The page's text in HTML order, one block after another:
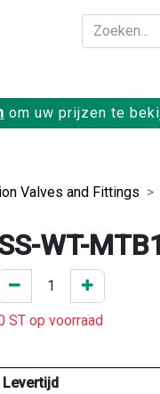
om uw prijzen te
Valves and Fittings
WT-
ST op voorraad
Levertijd